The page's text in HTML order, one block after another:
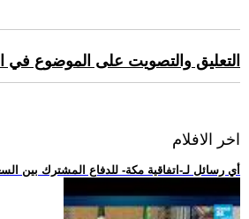
التعليق والتصويت على الموضوع في
اخر الافلام
.. أي رسائل لـ-اتفاقية مكة- للدفاع المشترك بين